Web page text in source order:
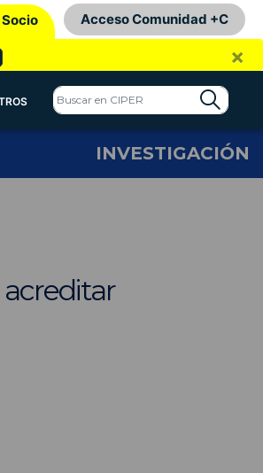
Acceso Comunidad +C
×
INVESTIGACIÓN
acreditar